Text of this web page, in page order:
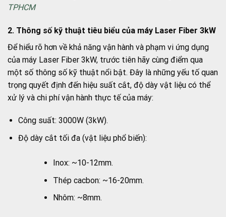
TPHCM
2. Thông số kỹ thuật tiêu biểu của máy Laser Fiber 3kW
Để hiểu rõ hơn về khả năng vận hành và phạm vi ứng dụng
của máy Laser Fiber 3kW, trước tiên hãy cùng điểm qua
một số thông số kỹ thuật nổi bật. Đây là những yếu tố quan
trọng quyết định đến hiệu suất cắt, độ dày vật liệu có thể
xử lý và chi phí vận hành thực tế của máy:
Công suất: 3000W (3kW).
Độ dày cắt tối đa (vật liệu phổ biến):
Inox: ~10-12mm.
Thép cacbon: ~16-20mm.
Nhôm: ~8mm.